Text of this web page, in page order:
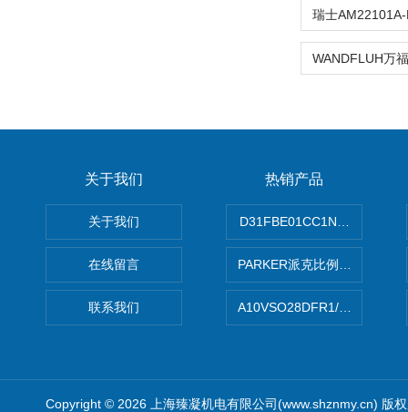
关于我们
关于我们
在线留言
联系我们
热销产品
PARKER派克比例阀 柱塞泵
A10VSO28DFR1/
Copyright © 2026 上海臻凝机电有限公司(www.shznmy.cn) 版